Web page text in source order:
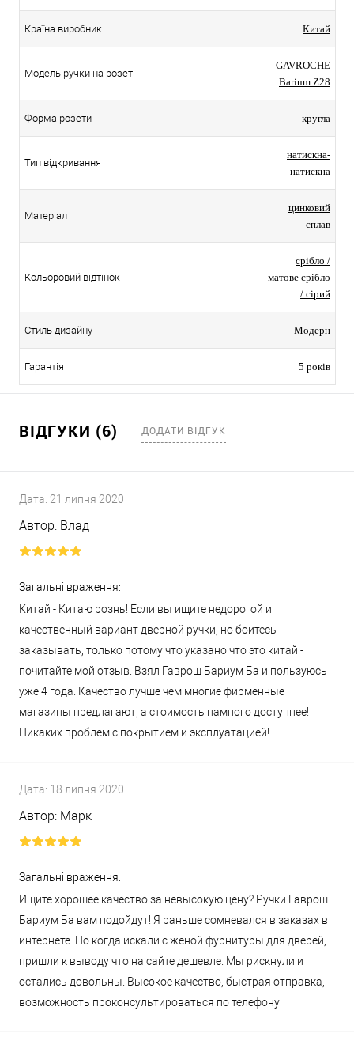
Країна виробник Китай
Модель ручки на розеті
GAVROCHE
Barium Z28
Форма розети кругла
Тип відкривання
натискна-
натискна
Матеріал
цинковий
сплав
Кольоровий відтінок
срібло /
матове срібло
/ сірий
Стиль дизайну Модерн
Гарантія 5 років
ВІДГУКИ (6) ДОДАТИ ВІДГУК
Дата: 21 липня 2020
Автор: Влад
Загальні враження:
Китай - Китаю рознь! Если вы ищите недорогой и
качественный вариант дверной ручки, но боитесь
заказывать, только потому что указано что это китай -
почитайте мой отзыв. Взял Гаврош Бариум Ба и пользуюсь
уже 4 года. Качество лучше чем многие фирменные
магазины предлагают, а стоимость намного доступнее!
Никаких проблем с покрытием и эксплуатацией!
Дата: 18 липня 2020
Автор: Марк
Загальні враження:
Ищите хорошее качество за невысокую цену? Ручки Гаврош
Бариум Ба вам подойдут! Я раньше сомневался в заказах в
интернете. Но когда искали с женой фурнитуры для дверей,
пришли к выводу что на сайте дешевле. Мы рискнули и
остались довольны. Высокое качество, быстрая отправка,
возможность проконсультироваться по телефону